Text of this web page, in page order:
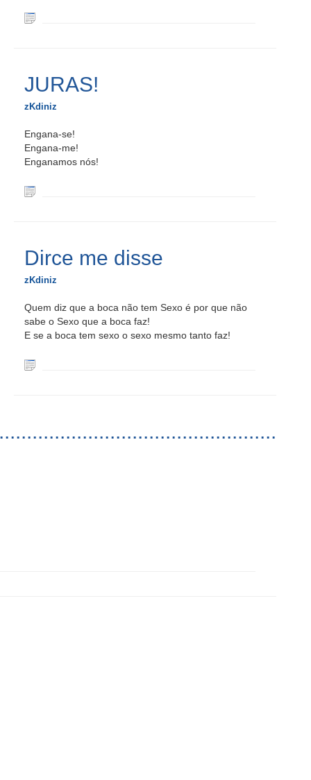
JURAS!
zKdiniz
Engana-se!
Engana-me!
Enganamos nós!
Dirce me disse
zKdiniz
Quem diz que a boca não tem Sexo é por que não
sabe o Sexo que a boca faz!
E se a boca tem sexo o sexo mesmo tanto faz!